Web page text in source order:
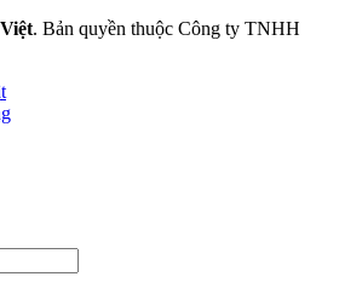
. Bản quyền thuộc Công ty TNHH